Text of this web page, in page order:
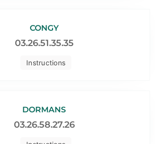
Instructions
CONGY
03.26.51.35.35
DORMANS
03.26.58.27.26